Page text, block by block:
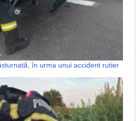
în urma unui accident rutier